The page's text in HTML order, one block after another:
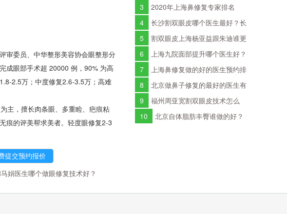
审委员、中华整形美容协会眼整形分
成眼部手术超 20000 例，90% 为高
2.5万；中度修复2.6-3.5万；高难
主，擅长肉条眼、多重睑、疤痕粘
痕的评美帮求美者。轻度眼修复2-3
娟医生哪个做眼修复技术好？
邓裴曾宁隆鼻修复谁好？
3
2020年上海鼻修复专家排名
2020年上海鼻修复医生排行榜
4
长沙割双眼皮哪个医生最好？长
沙双眼皮医生预约排行榜
5
割双眼皮上海杨亚益跟朱迪谁更
好？朱迪杨亚益双眼皮谁技术好？
6
上海九院面部提升哪个医生好？
上海九院面部提升技术好的专家排名
7
上海鼻修复做的好的医生预约排
行榜
8
北京做鼻子修复的最好的医生有
哪些？鼻子修复专家预约
9
福州周亚宽割双眼皮技术怎么
样？周亚宽简介案例预约
10
北京自体脂肪丰臀谁做的好？